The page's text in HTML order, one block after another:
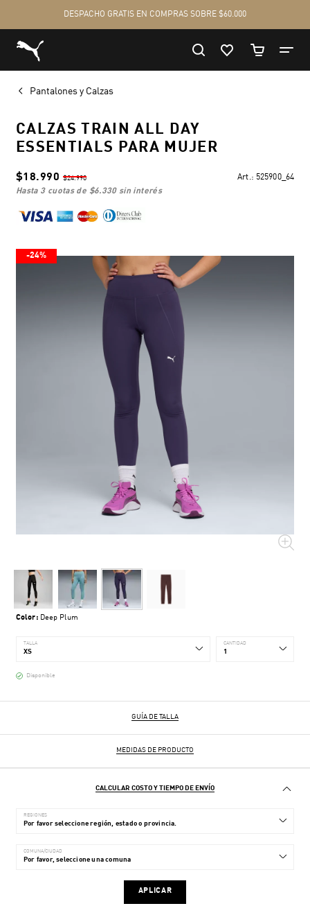
Pantalones y Calzas
CALZAS TRAIN ALL DAY
ESSENTIALS PARA MUJER
$18.990 $24.990 Art.: 525900_64
hasta 3 cuotas de $6.330sin interés
-24%
Color: Deep Plum
TALLA CANTIDAD
Disponible
GUÍA DE TALLA
MEDIDAS DE PRODUCTO
CALCULAR COSTO Y TIEMPO DE ENVÍO
REGIONES
COMUNA/CIUDAD
APLICAR